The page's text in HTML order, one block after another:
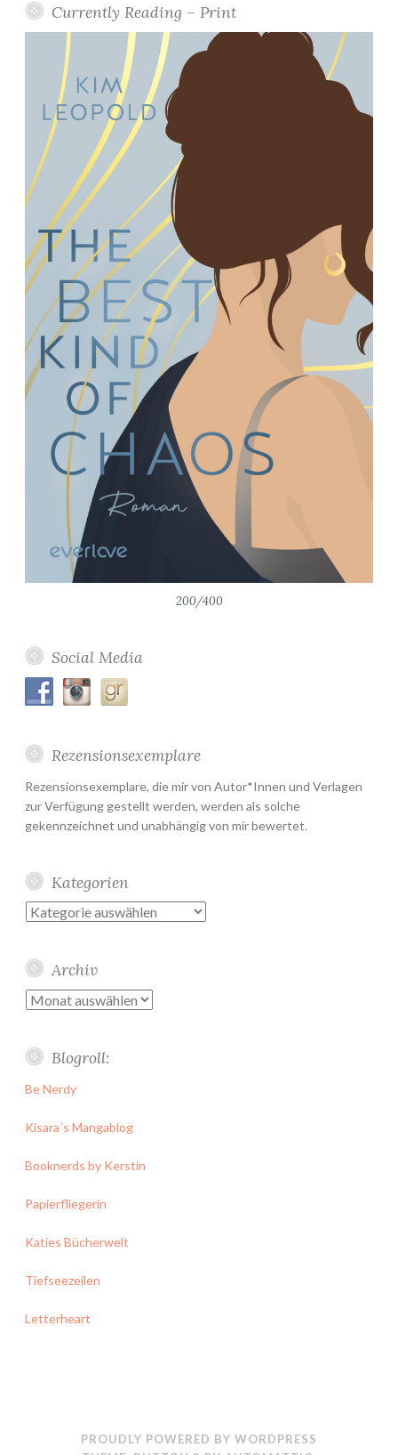
Currently Reading – Print
200/400
Social Media
Rezensionsexemplare
Rezensionsexemplare, die mir von Autor*Innen und Verlagen
zur Verfügung gestellt werden, werden als solche
gekennzeichnet und unabhängig von mir bewertet.
Kategorien
Kategorien
Archiv
Archiv
Blogroll:
Be Nerdy
Kisara´s Mangablog
Booknerds by Kerstin
Papierfliegerin
Katies Bücherwelt
Tiefseezeilen
Letterheart
PROUDLY POWERED BY WORDPRESS